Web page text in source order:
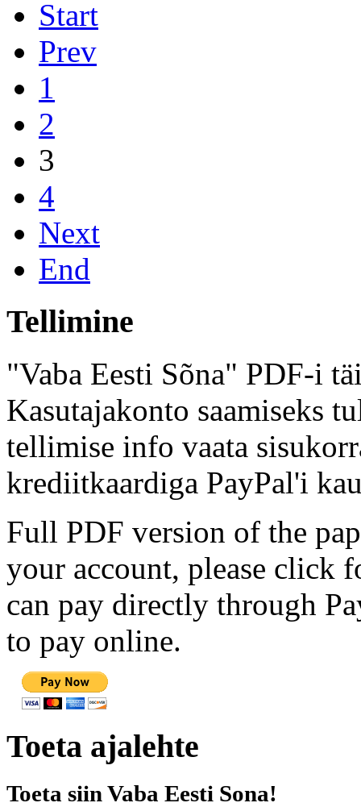
Start
Prev
1
2
3
4
Next
End
Tellimine
"Vaba Eesti Sõna" PDF-i
Kasutajakonto saamiseks
tellimise info vaata
krediitkaardiga PayPal'i
Full PDF version of the
your account, please click
can pay directly through
to pay online.
Toeta ajalehte
Toeta siin Vaba Eesti Sona!